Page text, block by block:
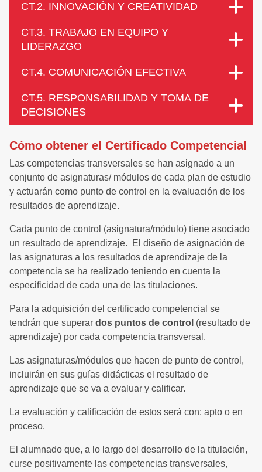
CT.2. INNOVACIÓN Y CREATIVIDAD
CT.3. TRABAJO EN EQUIPO Y
LIDERAZGO
CT.4. COMUNICACIÓN EFECTIVA
CT.5. RESPONSABILIDAD Y TOMA DE
DECISIONES
Cómo obtener el Certificado Competencial
Las competencias transversales se han asignado a un
conjunto de asignaturas/ módulos de cada plan de estudio
y actuarán como punto de control en la evaluación de los
resultados de aprendizaje.
Cada punto de control (asignatura/módulo) tiene asociado
un resultado de aprendizaje. El diseño de asignación de
las asignaturas a los resultados de aprendizaje de la
competencia se ha realizado teniendo en cuenta la
especificidad de cada una de las titulaciones.
Para la adquisición del certificado competencial se
tendrán que superar dos puntos de control (resultado de
aprendizaje) por cada competencia transversal.
Las asignaturas/módulos que hacen de punto de control,
incluirán en sus guías didácticas el resultado de
aprendizaje que se va a evaluar y calificar.
La evaluación y calificación de estos será con: apto o en
proceso.
El alumnado que, a lo largo del desarrollo de la titulación,
curse positivamente las competencias transversales,